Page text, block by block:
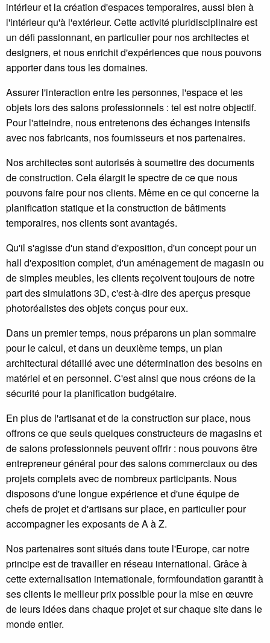
intérieur et la création d'espaces temporaires, aussi bien à
l'intérieur qu'à l'extérieur. Cette activité pluridisciplinaire est
un défi passionnant, en particulier pour nos architectes et
designers, et nous enrichit d'expériences que nous pouvons
apporter dans tous les domaines.
Assurer l'interaction entre les personnes, l'espace et les
objets lors des salons professionnels : tel est notre objectif.
Pour l'atteindre, nous entretenons des échanges intensifs
avec nos fabricants, nos fournisseurs et nos partenaires.
Nos architectes sont autorisés à soumettre des documents
de construction. Cela élargit le spectre de ce que nous
pouvons faire pour nos clients. Même en ce qui concerne la
planification statique et la construction de bâtiments
temporaires, nos clients sont avantagés.
Qu'il s'agisse d'un stand d'exposition, d'un concept pour un
hall d'exposition complet, d'un aménagement de magasin ou
de simples meubles, les clients reçoivent toujours de notre
part des simulations 3D, c'est-à-dire des aperçus presque
photoréalistes des objets conçus pour eux.
Dans un premier temps, nous préparons un plan sommaire
pour le calcul, et dans un deuxième temps, un plan
architectural détaillé avec une détermination des besoins en
matériel et en personnel. C'est ainsi que nous créons de la
sécurité pour la planification budgétaire.
En plus de l'artisanat et de la construction sur place, nous
offrons ce que seuls quelques constructeurs de magasins et
de salons professionnels peuvent offrir : nous pouvons être
entrepreneur général pour des salons commerciaux ou des
projets complets avec de nombreux participants. Nous
disposons d'une longue expérience et d'une équipe de
chefs de projet et d'artisans sur place, en particulier pour
accompagner les exposants de A à Z.
Nos partenaires sont situés dans toute l'Europe, car notre
principe est de travailler en réseau international. Grâce à
cette externalisation internationale, formfoundation garantit à
ses clients le meilleur prix possible pour la mise en œuvre
de leurs idées dans chaque projet et sur chaque site dans le
monde entier.